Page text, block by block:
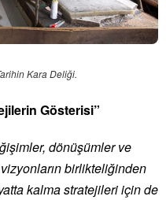
Kara Deliği.
Gösterisi”
dönüşümler ve
birlikteliğinden
kalma stratejileri için de